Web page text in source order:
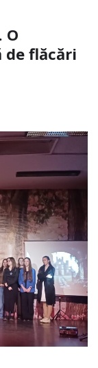
O
de flăcări